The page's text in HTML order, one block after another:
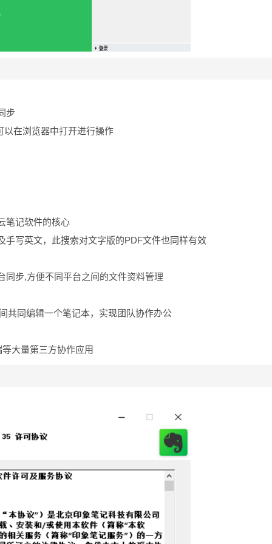
步
以在浏览器中打开进行操作
笔记软件的核心
写英文，此搜索对文字版的PDF文件也同样有效
同步,方便不同平台之间的文件资料管理
共同编辑一个笔记本，实现团队协作办公
大量第三方协作应用